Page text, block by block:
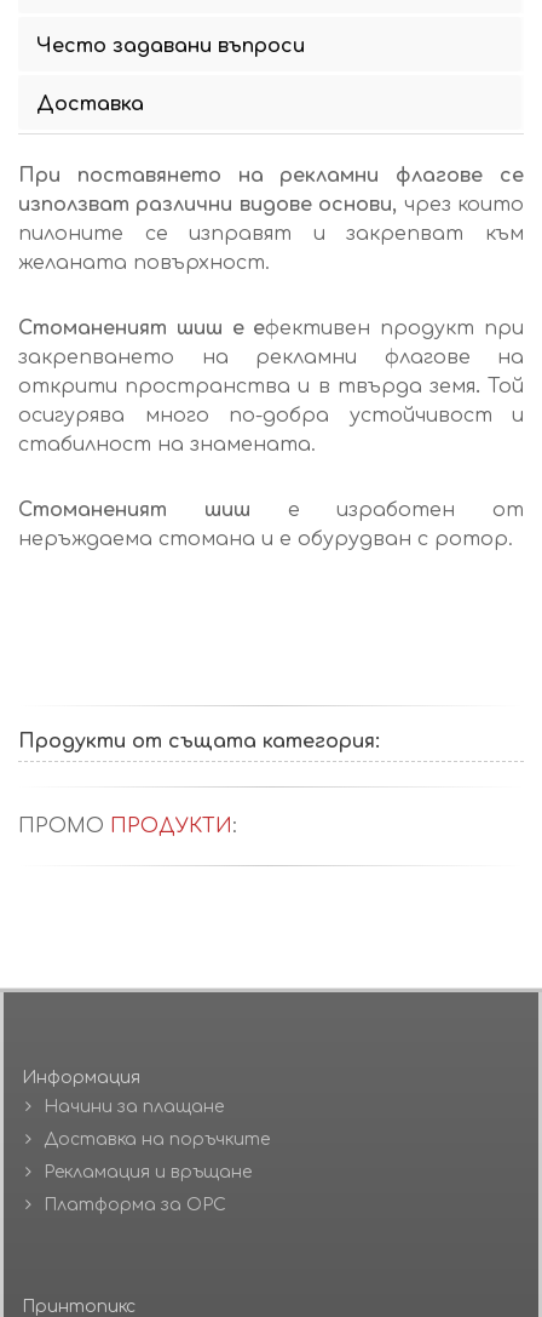
Често задавани въпроси
Доставка
При поставянето на рекламни флагове се
използват различни видове основи, чрез които
пилоните се изправят и закрепват към
желаната повърхност.
Стоманеният шиш е ефективен продукт при
закрепването на рекламни флагове на
открити пространства и в твърда земя.
Той
осигурява много по-добра устойчивост и
стабилност на знамената.
Стоманеният шиш е изработен от
неръждаема стомана и е обурудван с ротор.
Продукти от същата категория:
ПРОМО ПРОДУКТИ :
Информация
Начини за плащане
Доставка на поръчките
Рекламация и връщане
Платформа за ОРС
Принтопикс